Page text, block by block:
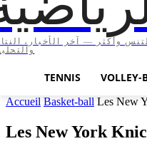
وأكثر — آخر الأخبار،
TENNIS VOLLEY-
Accueil Basket-ball Les New
Les New York